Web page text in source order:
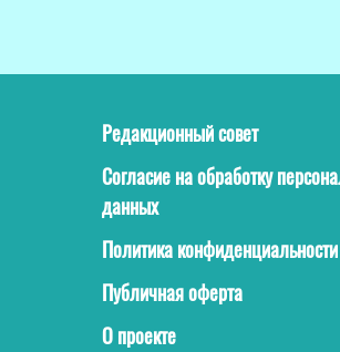
Редакционный совет
Согласие на обработку
данных
Политика конфиденциальности
Публичная оферта
О проекте